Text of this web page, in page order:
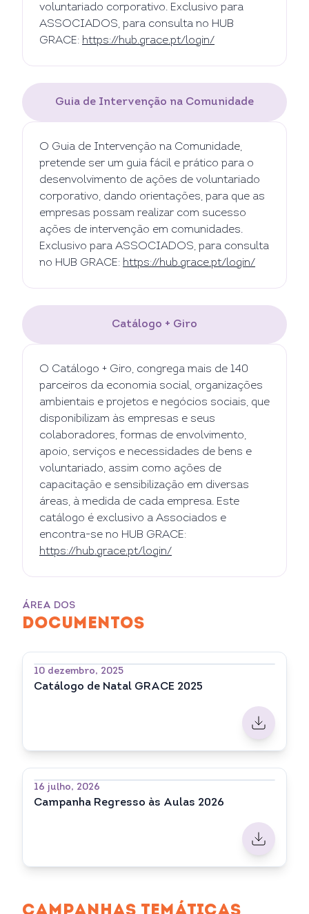
voluntariado corporativo. Exclusivo para
ASSOCIADOS, para consulta no HUB
GRACE: https://hub.grace.pt/login/
Guia de Intervenção na Comunidade
O Guia de Intervenção na Comunidade,
pretende ser um guia fácil e prático para o
desenvolvimento de ações de voluntariado
corporativo, dando orientações, para que as
empresas possam realizar com sucesso
ações de intervenção em comunidades.
Exclusivo para ASSOCIADOS, para consulta
no HUB GRACE: https://hub.grace.pt/login/
Catálogo + Giro
O Catálogo + Giro, congrega mais de 140
parceiros da economia social, organizações
ambientais e projetos e negócios sociais, que
disponibilizam às empresas e seus
colaboradores, formas de envolvimento,
apoio, serviços e necessidades de bens e
voluntariado, assim como ações de
capacitação e sensibilização em diversas
áreas, à medida de cada empresa. Este
catálogo é exclusivo a Associados e
encontra-se no HUB GRACE:
https://hub.grace.pt/login/
ÁREA DOS
DOCUMENTOS
10 dezembro, 2025
Catálogo de Natal GRACE 2025
16 julho, 2026
Campanha Regresso às Aulas 2026